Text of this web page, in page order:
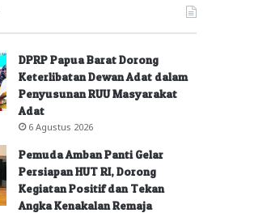
DPRP Papua Barat Dorong
Keterlibatan Dewan Adat dalam
Penyusunan RUU Masyarakat
Adat
6 Agustus 2026
Pemuda Amban Panti Gelar
Persiapan HUT RI, Dorong
Kegiatan Positif dan Tekan
Angka Kenakalan Remaja